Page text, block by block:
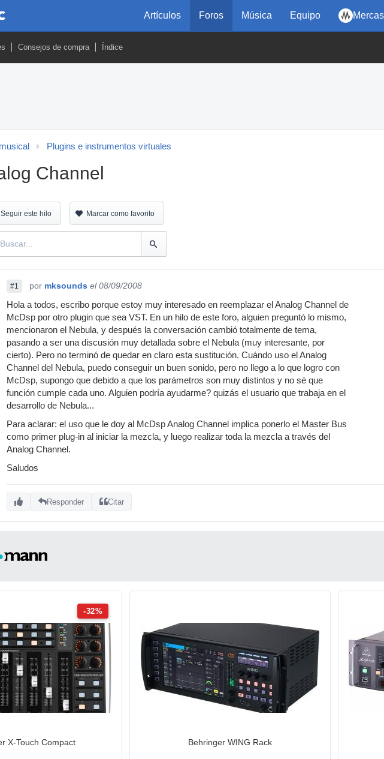
Artículos Foros Música Equipo
Consejos de compra Índice
Plugins e instrumentos virtuales
Channel
Seguir este hilo Marcar como favorito
#1 por mksounds el 08/09/2008
Hola a todos, escribo porque estoy muy interesado en reemplazar el Analog Channel de
McDsp por otro plugin que sea VST. En un hilo de este foro, alguien preguntó lo mismo,
mencionaron el Nebula, y después la conversación cambió totalmente de tema,
pasando a ser una discusión muy detallada sobre el Nebula (muy interesante, por
cierto). Pero no terminó de quedar en claro esta sustitución. Cuándo uso el Analog
Channel del Nebula, puedo conseguir un buen sonido, pero no llego a lo que logro con
McDsp, supongo que debido a que los parámetros son muy distintos y no sé que
función cumple cada uno. Alguien podría ayudarme? quizás el usuario que trabaja en el
desarrollo de Nebula...
Para aclarar: el uso que le doy al McDsp Analog Channel implica ponerlo el Master Bus
como primer plug-in al iniciar la mezcla, y luego realizar toda la mezcla a través del
Analog Channel.
Saludos
Responder Citar
-32%
X-Touch Compact Behringer WING Rack